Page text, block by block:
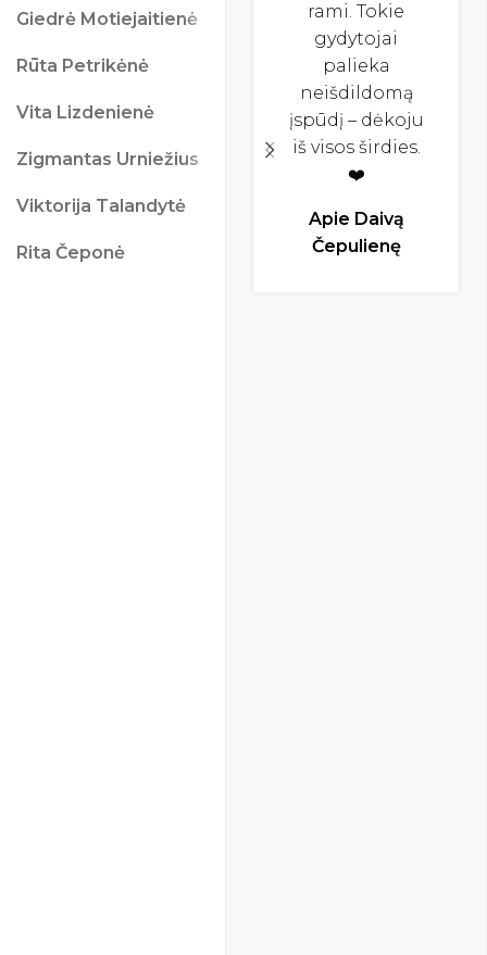
Giedrė Motiejaitienė
Rūta Petrikėnė
Vita Lizdenienė
Zigmantas Urniežius
Viktorija Talandytė
Rita Čeponė
rami. Tokie
gydytojai
palieka
neišdildomą
įspūdį – dėkoju
iš visos širdies.
❤️
Apie Daivą
Čepulienę